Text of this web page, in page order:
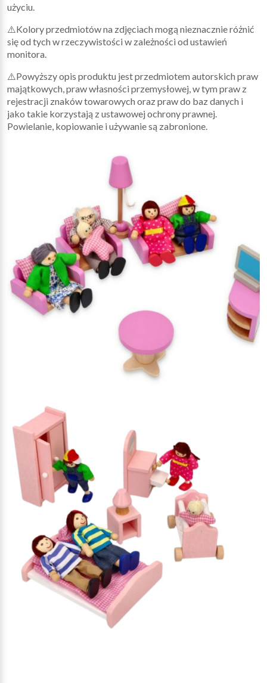
użyciu.
⚠️Kolory przedmiotów na zdjęciach mogą nieznacznie różnić
się od tych w rzeczywistości w zależności od ustawień
monitora.
⚠️Powyższy opis produktu jest przedmiotem autorskich praw
majątkowych, praw własności przemysłowej, w tym praw z
rejestracji znaków towarowych oraz praw do baz danych i
jako takie korzystają z ustawowej ochrony prawnej.
Powielanie, kopiowanie i używanie są zabronione.